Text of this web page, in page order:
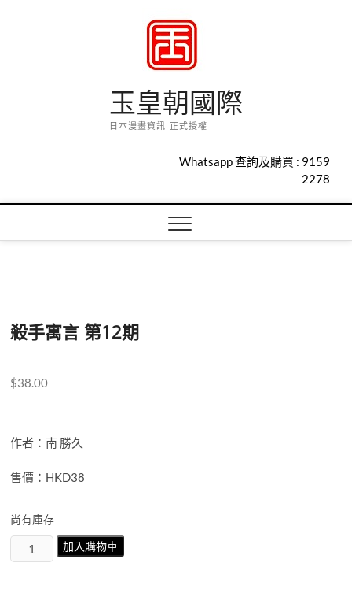
玉皇朝國際
日本漫畫資訊 正式授權
Whatsapp 查詢及購買 : 9159
2278
殺手寓言 第12期
$38.00
作者：南 勝久
售價：HKD38
尚有庫存
手
加入購物車